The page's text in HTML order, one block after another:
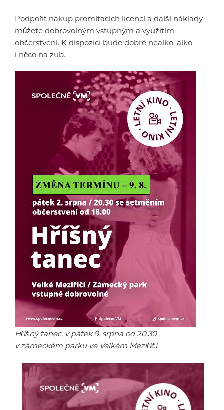
Podpořit nákup promítacích licencí a další náklady
můžete dobrovolným vstupným a využitím
občerstvení. K dispozici bude dobré nealko, alko
i něco na zub.
Hříšný tanec, v pátek 9. srpna od 20.30
v zámeckém parku ve Velkém Meziříčí